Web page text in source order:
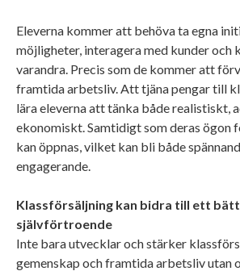
Eleverna kommer att behöva ta egna
möjligheter, interagera med kunder och
varandra. Precis som de kommer att
framtida arbetsliv. Att tjäna pengar till
lära eleverna att tänka både realistiskt,
ekonomiskt. Samtidigt som deras ögon
kan öppnas, vilket kan bli både
engagerande.
Klassförsäljning kan bidra till ett
självförtroende
Inte bara utvecklar och stärker
gemenskap och framtida arbetsliv utan